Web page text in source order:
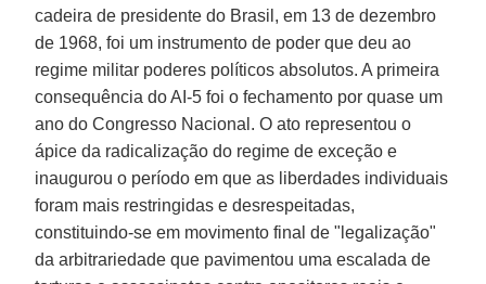
cadeira de presidente do Brasil, em 13 de dezembro
de 1968, foi um instrumento de poder que deu ao
regime militar poderes políticos absolutos. A primeira
consequência do AI-5 foi o fechamento por quase um
ano do Congresso Nacional. O ato representou o
ápice da radicalização do regime de exceção e
inaugurou o período em que as liberdades individuais
foram mais restringidas e desrespeitadas,
constituindo-se em movimento final de "legalização"
da arbitrariedade que pavimentou uma escalada de